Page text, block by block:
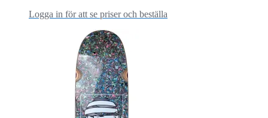
Logga in för att se priser och beställa